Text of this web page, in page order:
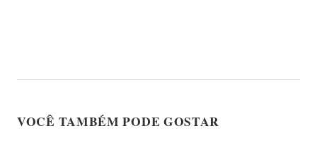
VOCÊ TAMBÉM PODE GOSTAR